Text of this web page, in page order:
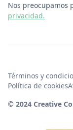
Nos preocupamos
privacidad.
© 2024 Creative
Términos y
Política de cookies